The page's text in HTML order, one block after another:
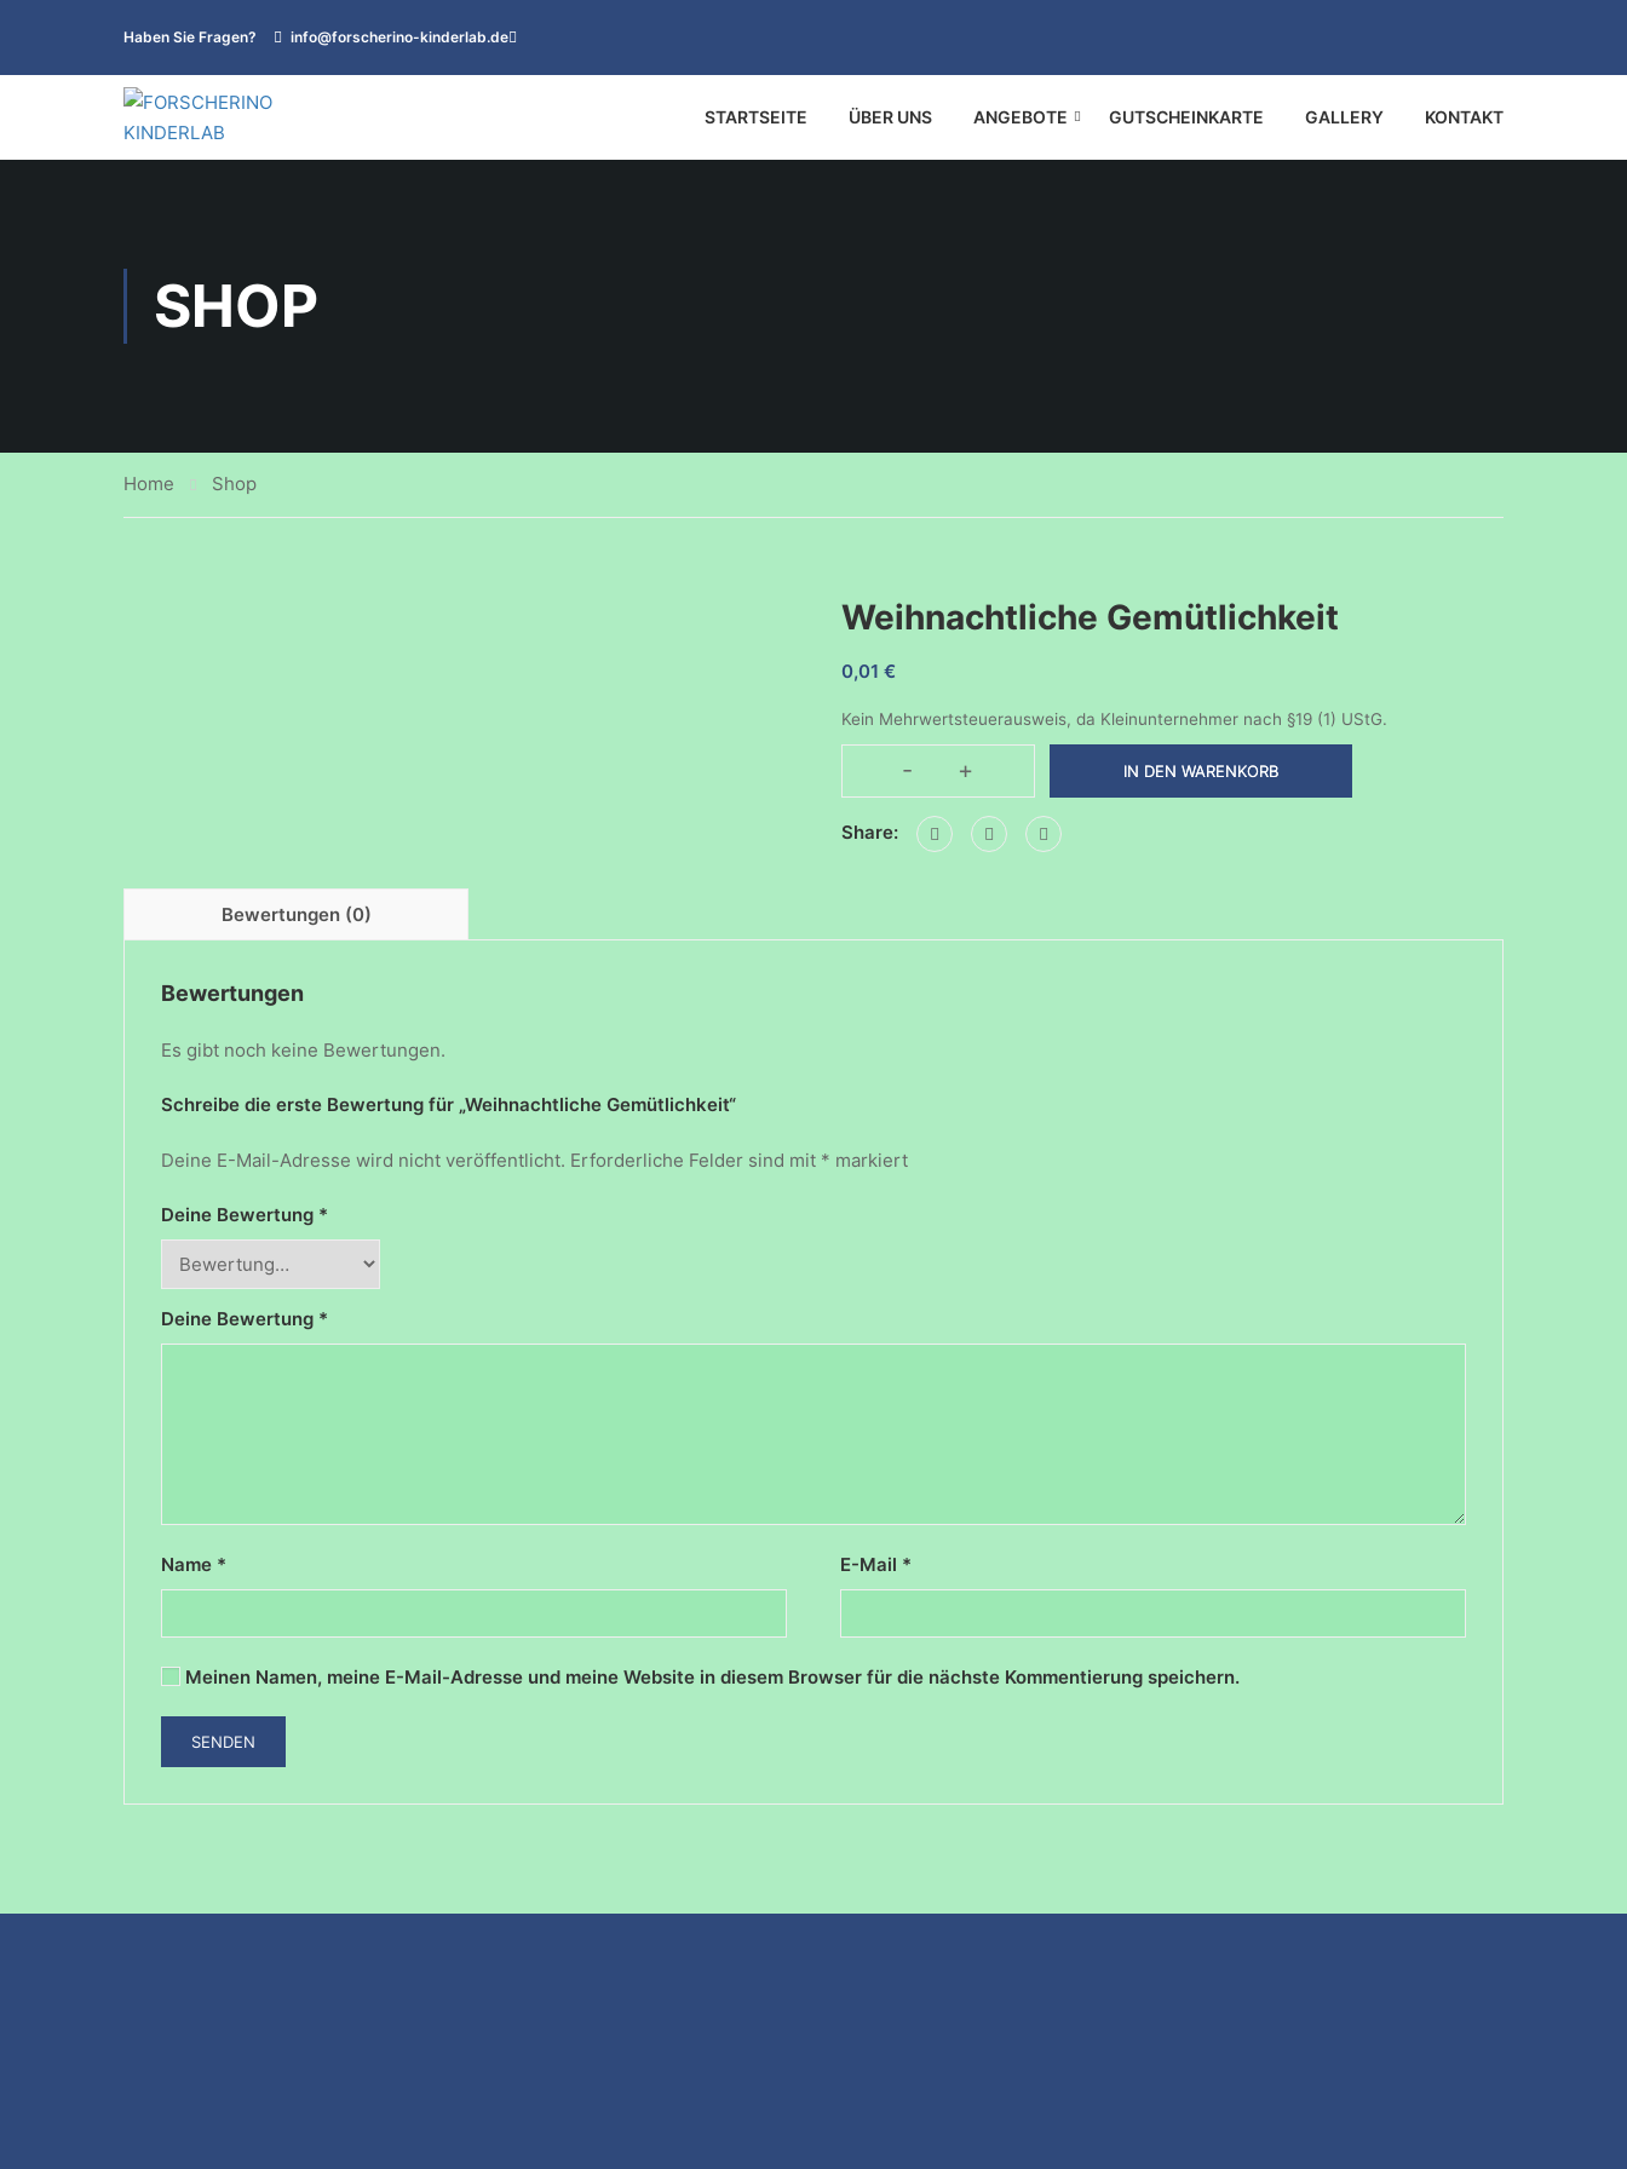
Haben Sie Fragen? info@forscherino-kinderlab.de
STARTSEITE ÜBER UNS ANGEBOTE GUTSCHEINKARTE GALLERY KONTAKT
SHOP
Home Shop
Weihnachtliche Gemütlichkeit
0,01 €
Kein Mehrwertsteuerausweis, da Kleinunternehmer nach §19 (1) UStG.
- + IN DEN WARENKORB
Share:
Bewertungen (0)
Bewertungen
Es gibt noch keine Bewertungen.
Schreibe die erste Bewertung für „Weihnachtliche Gemütlichkeit“
Deine E-Mail-Adresse wird nicht veröffentlicht. Erforderliche Felder sind mit * markiert
Deine Bewertung *
Deine Bewertung *
Name * E-Mail *
Meinen Namen, meine E-Mail-Adresse und meine Website in diesem Browser für die nächste Kommentierung speichern.